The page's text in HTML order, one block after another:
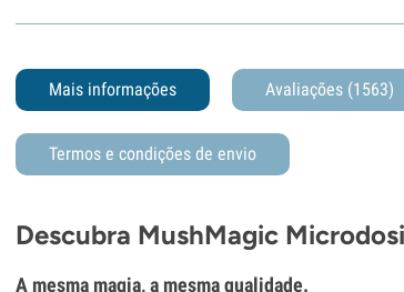
Mais informações Avaliações (1563)
Termos e condições de envio
Descubra MushMagic
A mesma magia, a mesma qualidade.